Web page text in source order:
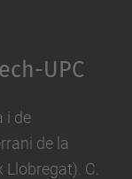
UPC
i de
de la
C.